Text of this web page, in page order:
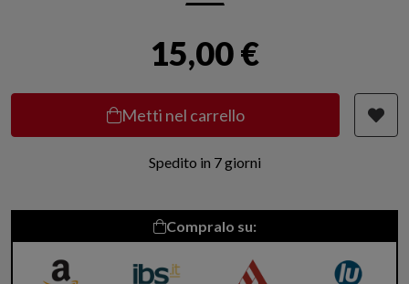
15,00 €
Metti nel carrello
Spedito in 7 giorni
Compralo su: